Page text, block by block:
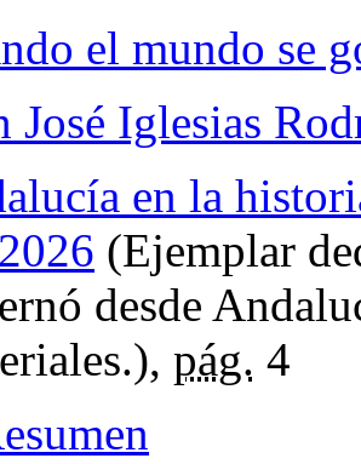
el mundo se
José Iglesias
en la
(Ejemplar
desde
pág. 4